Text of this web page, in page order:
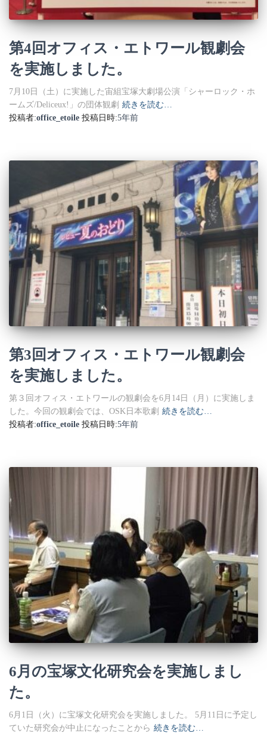
第4回オフィス・エトワール観劇会
を実施しました。
7月10日（土）に実施した宙組宝塚大劇場公演「シャーロック・ホ
ームズ/Deliceux!」の団体観劇 続きを読む…
投稿者:office_etoile 投稿日時:5年前
第3回オフィス・エトワール観劇会
を実施しました。
第３回オフィス・エトワールの観劇会を6月14日（月）に実施しま
した。今回の観劇会では、OSK日本歌劇 続きを読む…
投稿者:office_etoile 投稿日時:5年前
6月の宝塚文化研究会を実施しまし
た。
6月1日（火）に宝塚文化研究会を実施しました。 5月11日に予定し
ていた研究会が中止になったことから 続きを読む…